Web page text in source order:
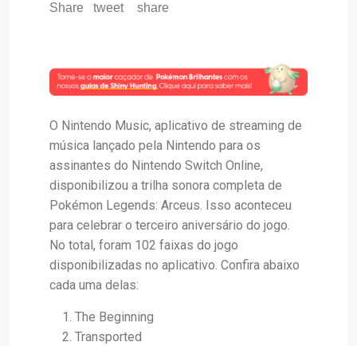
Share
tweet
share
O Nintendo Music, aplicativo de streaming de
música lançado pela Nintendo para os
assinantes do Nintendo Switch Online,
disponibilizou a trilha sonora completa de
Pokémon Legends: Arceus. Isso aconteceu
para celebrar o terceiro aniversário do jogo.
No total, foram 102 faixas do jogo
disponibilizadas no aplicativo. Confira abaixo
cada uma delas:
The Beginning
Transported